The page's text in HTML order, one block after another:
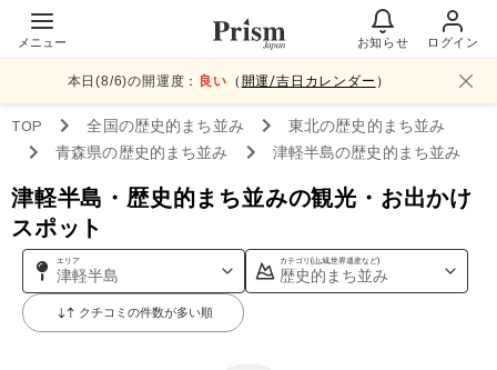
メニュー お知らせ ログイン
本日(8/6)の開運度： 良い （ 開運/吉日カレンダー ）
TOP 全国の歴史的まち並み 東北の歴史的まち並み
青森県の歴史的まち並み 津軽半島の歴史的まち並み
津軽半島・歴史的まち並みの観光・お出かけ
スポット
エリア
津軽半島
カテゴリ(山,城,世界遺産など)
歴史的まち並み
クチコミの件数が多い順